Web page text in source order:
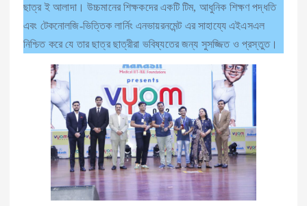
ছাত্র ই আলাদা। উচ্চমানের শিক্ষকদের একটি টিম, আধুনিক শিক্ষণ পদ্ধতি
এবং টেকনোলজি-ভিত্তিক লার্নিং এনভায়রনমেন্ট এর সাহায্যে এইএসএল
নিশ্চিত করে যে তার ছাত্র ছাত্রীরা ভবিষ্যতের জন্য সুসজ্জিত ও প্রস্তুত।